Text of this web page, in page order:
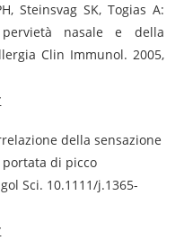
Steinsvag SK, Togias A:
nasale e della
Clin Immunol. 2005,
della sensazione
di picco
Sci. 10.1111/j.1365-